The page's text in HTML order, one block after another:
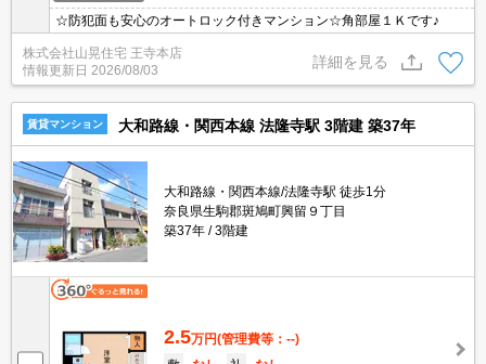
☆防犯面も安心のオートロック付きマンション☆角部屋１Ｋです♪
株式会社山晃住宅 王寺本店
情報更新日 2026/08/03
詳細を見る
賃貸マンション 大和路線・関西本線 法隆寺駅 3階建 築37年
大和路線・関西本線/法隆寺駅 徒歩1分
奈良県生駒郡斑鳩町興留９丁目
築37年
3階建
2.5万円(管理費等：--)